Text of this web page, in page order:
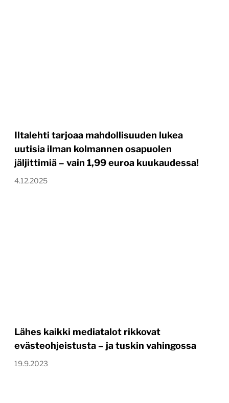
Iltalehti tarjoaa mahdollisuuden lukea
uutisia ilman kolmannen osapuolen
jäljittimiä – vain 1,99 euroa kuukaudessa!
4.12.2025
Lähes kaikki mediatalot rikkovat
evästeohjeistusta – ja tuskin vahingossa
19.9.2023